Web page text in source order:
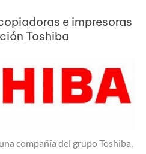
e impresoras
Toshiba
compañía del grupo Toshiba,